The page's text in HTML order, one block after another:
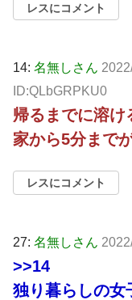
レスにコメント
14: 名無しさん
ID:QLbGRPKU0
帰るまでに溶け
家から5分まで
レスにコメント
27: 名無しさん
>>14
独り暮らしの女